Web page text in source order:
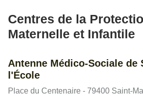
Centres de la
Maternelle et Infantile
Antenne Médico-Sociale de
l'École
Place du Centenaire - 79400 Saint-